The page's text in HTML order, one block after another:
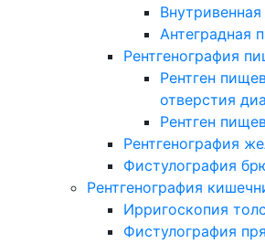
Антеградная
Рентгенография
Рентген
отверстия
Рентген
Рентгенография
Фистулография
Рентгенография
Ирригоскопия
Фистулография